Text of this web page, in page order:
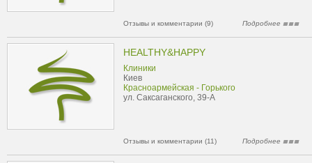
Отзывы и комментарии (9) Подробнее
HEALTHY&HAPPY
Клиники
Киев
Красноармейская - Горького
ул. Саксаганского, 39-А
Отзывы и комментарии (11) Подробнее